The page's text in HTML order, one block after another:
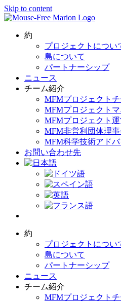
Skip to content
約
プロジェクトについ
島について
パートナーシップ
ニュース
チーム紹介
MFMプロジェクトチ
MFMプロジェクト
MFMプロジェクト
MFM非営利団体理事
MFM科学技術アド
お問い合わせ先
約
プロジェクトについ
島について
パートナーシップ
ニュース
チーム紹介
MFMプロジェクトチ